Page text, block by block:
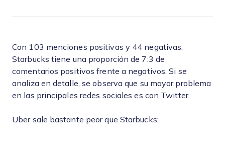
Con 103 menciones positivas y 44 negativas,
Starbucks tiene una proporción de 7:3 de
comentarios positivos frente a negativos. Si se
analiza en detalle, se observa que su mayor problema
en las principales redes sociales es con Twitter.
Uber sale bastante peor que Starbucks: